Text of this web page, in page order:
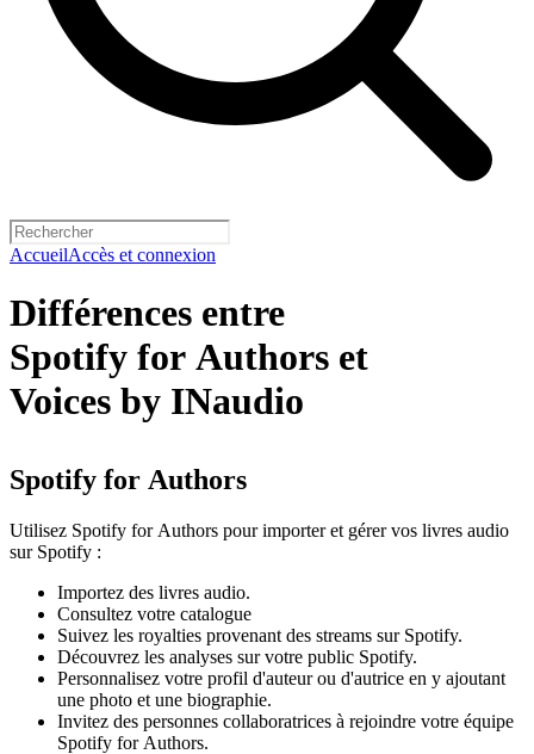
AccueilAccès et connexion
Différences entre
Spotify for Authors et
Voices by INaudio
Spotify for Authors
Utilisez Spotify for Authors pour importer et gérer vos livres audio
sur Spotify :
Importez des livres audio.
Consultez votre catalogue
Suivez les royalties provenant des streams sur Spotify.
Découvrez les analyses sur votre public Spotify.
Personnalisez votre profil d'auteur ou d'autrice en y ajoutant
une photo et une biographie.
Invitez des personnes collaboratrices à rejoindre votre équipe
Spotify for Authors.